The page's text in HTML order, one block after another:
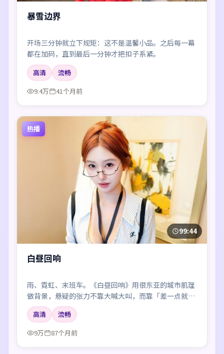
暴雪边界
开场三分钟就立下规矩：这不是温馨小品。之后每一幕
都在加码，直到最后一分钟才把扣子系紧。
高清
流畅
9.4万
41个月前
热播
99:44
白昼回响
雨、霓虹、末班车。《白昼回响》用很东亚的城市肌理
做背景，悬疑的张力不靠大喊大叫，而靠「差一点就说
出口」的沉默。
高清
流畅
9万
87个月前